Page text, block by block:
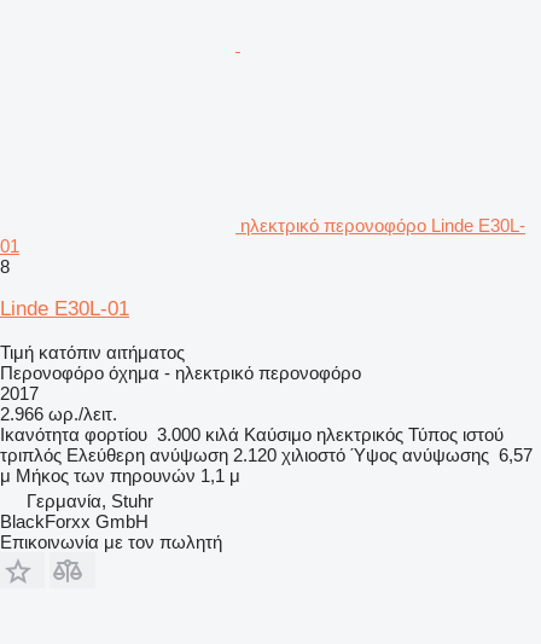
ηλεκτρικό περονοφόρο Linde E30L-
01
8
Linde E30L-01
Τιμή κατόπιν αιτήματος
Περονοφόρο όχημα - ηλεκτρικό περονοφόρο
2017
2.966 ωρ./λειτ.
Ικανότητα φορτίου 3.000 κιλά Καύσιμο ηλεκτρικός Τύπος ιστού
τριπλός Ελεύθερη ανύψωση 2.120 χιλιοστό Ύψος ανύψωσης 6,57
μ Μήκος των πηρουνών 1,1 μ
Γερμανία, Stuhr
BlackForxx GmbH
Επικοινωνία με τον πωλητή